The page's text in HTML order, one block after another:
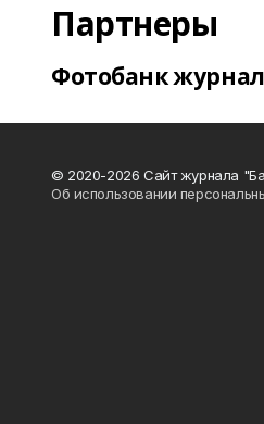
Партнеры
Фотобанк
© 2020-2026 Сайт журнала
Об использовании